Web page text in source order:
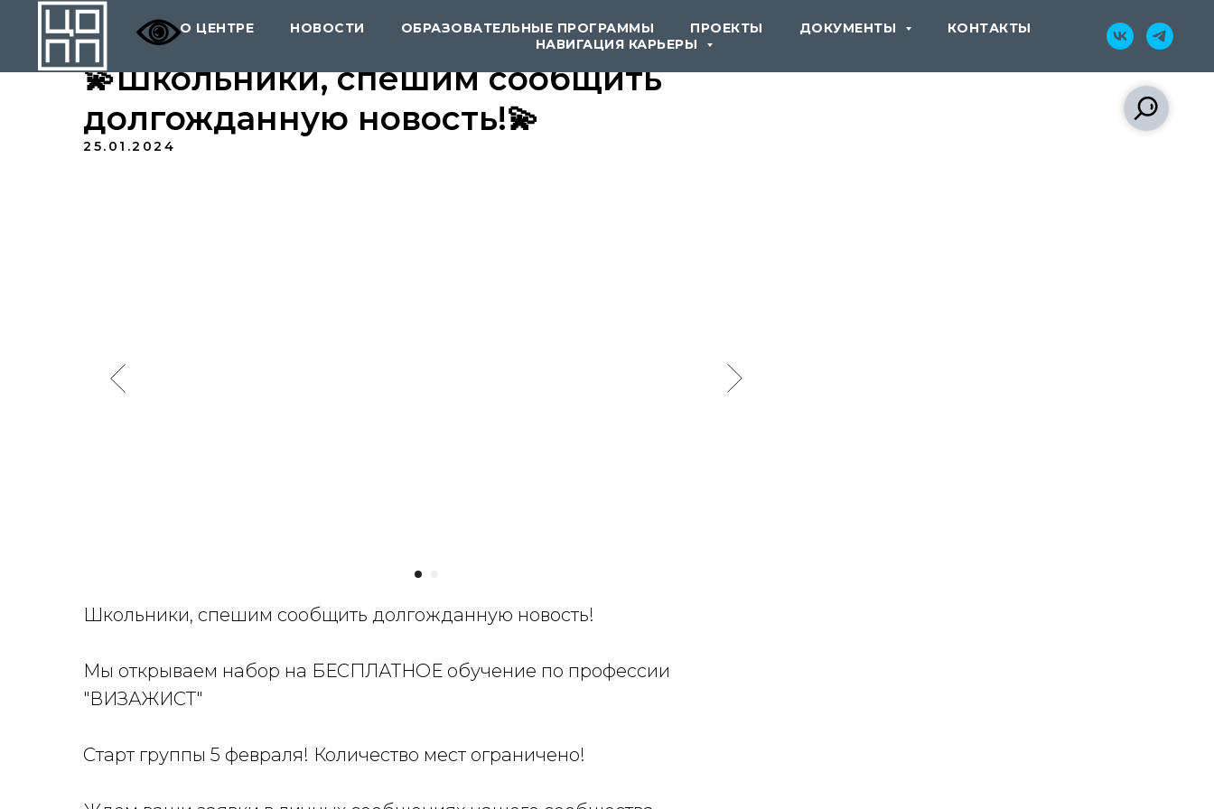
О ЦЕНТРЕ НОВОСТИ ОБРАЗОВАТЕЛЬНЫЕ ПРОГРАММЫ ПРОЕКТЫ ДОКУМЕНТЫ
КОНТАКТЫ
НАВИГАЦИЯ КАРЬЕРЫ
💫Школьники, спешим сообщить
долгожданную новость!💫
25.01.2024
Школьники, спешим сообщить долгожданную новость!
Мы открываем набор на БЕСПЛАТНОЕ обучение по профессии
"ВИЗАЖИСТ"
Старт группы 5 февраля! Количество мест ограничено!